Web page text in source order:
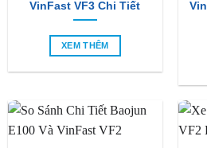
VinFast VF3 Chi Tiết
XEM THÊM